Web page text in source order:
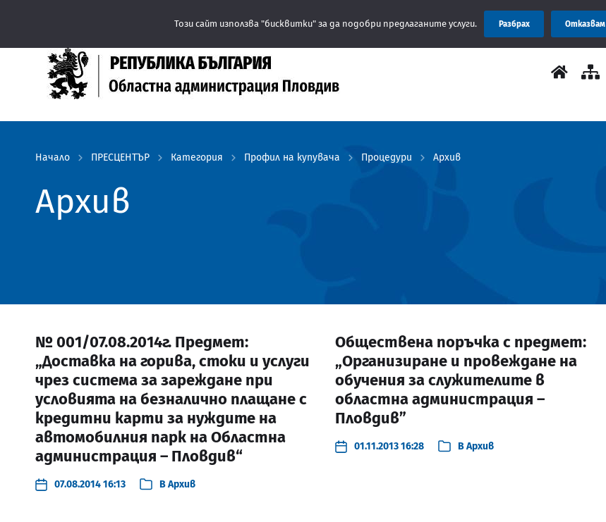
Начало ПРЕСЦЕНТЪР Категория Профил на купувача Процедури Архив
Архив
№ 001/07.08.2014г. Предмет:
„Доставка на горива, стоки и услуги
чрез система за зареждане при
условията на безналично плащане с
кредитни карти за нуждите на
автомобилния парк на Областна
администрация – Пловдив“
07.08.2014 16:13 ВАрхив
Обществена поръчка с предмет:
„Организиране и провеждане на
обучения за служителите в
областна администрация –
Пловдив”
01.11.2013 16:28 ВАрхив
Този сайт използва "бисквитки" за да подобри предлаганите услуги. Разбрах Отказвам